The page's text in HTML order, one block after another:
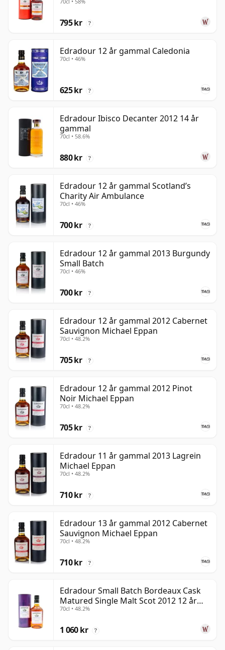
795 kr ?
Edradour 12 år gammal Caledonia
70cl • 46%
625 kr ?
Edradour Ibisco Decanter 2012 14 år
gammal
70cl • 58.6%
880 kr ?
Edradour 12 år gammal Scotland’s
Charity Air Ambulance
70cl • 46%
700 kr ?
Edradour 12 år gammal 2013 Burgundy
Small Batch
70cl • 46%
700 kr ?
Edradour 12 år gammal 2012 Cabernet
Sauvignon Michael Eppan
70cl • 48.2%
705 kr ?
Edradour 12 år gammal 2012 Pinot
Noir Michael Eppan
70cl • 48.2%
705 kr ?
Edradour 11 år gammal 2013 Lagrein
Michael Eppan
70cl • 48.2%
710 kr ?
Edradour 13 år gammal 2012 Cabernet
Sauvignon Michael Eppan
70cl • 48.2%
710 kr ?
Edradour Small Batch Bordeaux Cask
Matured Single Malt Scot 2012 12 år
gammal
70cl • 48.2%
1 060 kr ?